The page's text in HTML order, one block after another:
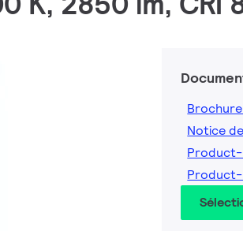
Notice
Product-
Product-